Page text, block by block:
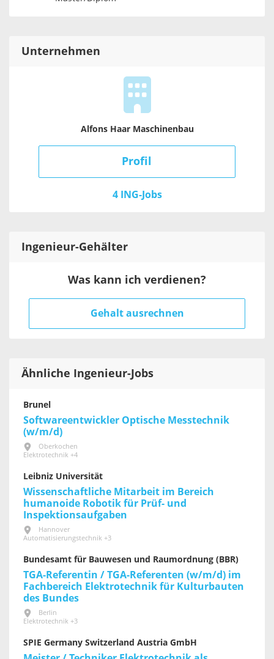
Unternehmen
Alfons Haar Maschinenbau
Profil
4 ING-Jobs
Ingenieur-Gehälter
Was kann ich verdienen?
Gehalt ausrechnen
Ähnliche Ingenieur-Jobs
Brunel
Softwareentwickler Optische Messtechnik
(w/m/d)
Oberkochen
Elektrotechnik +4
Leibniz Universität
Wissenschaftliche Mitarbeit im Bereich
humanoide Robotik für Prüf- und
Inspektionsaufgaben
Hannover
Automatisierungstechnik +3
Bundesamt für Bauwesen und Raumordnung (BBR)
TGA-Referentin / TGA-Referenten (w/m/d) im
Fachbereich Elektrotechnik für Kultur­bauten
des Bundes
Berlin
Elektrotechnik +3
SPIE Germany Switzerland Austria GmbH